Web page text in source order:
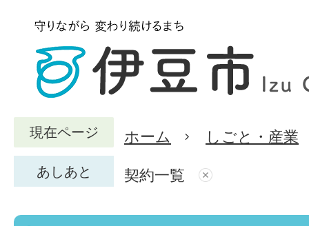
現在ページ ホーム しごと・産業
あしあと 契約一覧